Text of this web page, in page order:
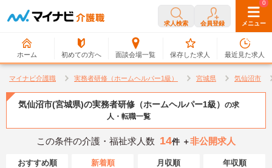
求人検索 会員登録 メニュー
ホーム 初めての方へ 面談会場一覧
0
保存した求人
0
最近見た求人
マイナビ介護職 実務者研修（ホームヘルパー1級） 宮城県 気仙沼市
気仙沼市(宮城県)の実務者研修（ホームヘルパー1級） の求
人・転職一覧
この条件の介護・福祉求人数 14件 ＋非公開求人
おすすめ順 新着順 月収順 年収順